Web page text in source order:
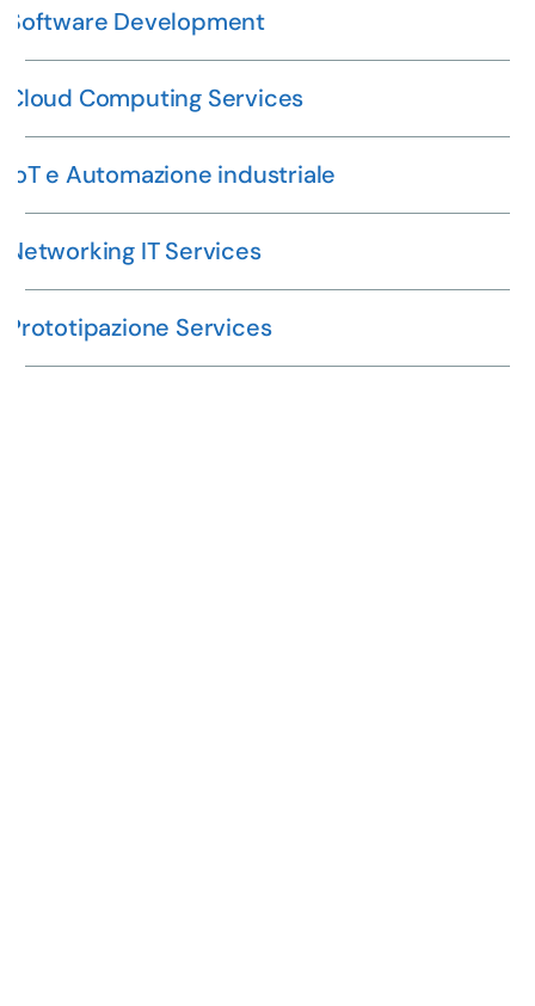
Software Development
Cloud Computing Services
ioT e Automazione industriale
Networking IT Services
Prototipazione Services